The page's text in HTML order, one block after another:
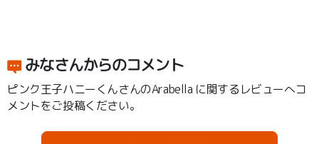
みなさんからのコメント
ピンク王子ハニーくんさんのArabella に関するレビューへコ
メントをご投稿ください。